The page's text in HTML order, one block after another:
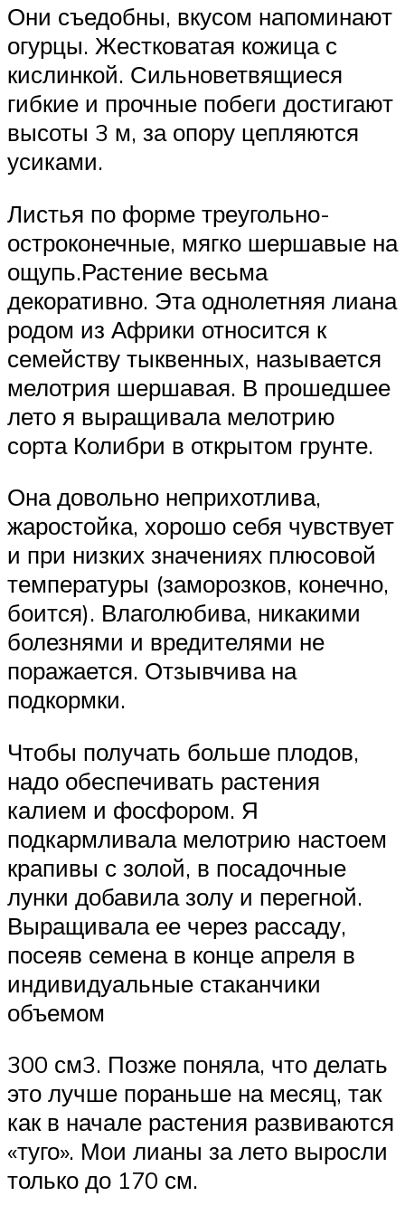
Они съедобны, вкусом напоминают
огурцы. Жестковатая кожица с
кислинкой. Сильноветвящиеся
гибкие и прочные побеги достигают
высоты 3 м, за опору цепляются
усиками.
Листья по форме треугольно-
остроконечные, мягко шершавые на
ощупь.Растение весьма
декоративно. Эта однолетняя лиана
родом из Африки относится к
семейству тыквенных, называется
мелотрия шершавая. В прошедшее
лето я выращивала мелотрию
сорта Колибри в открытом грунте.
Она довольно неприхотлива,
жаростойка, хорошо себя чувствует
и при низких значениях плюсовой
температуры (заморозков, конечно,
боится). Влаголюбива, никакими
болезнями и вредителями не
поражается. Отзывчива на
подкормки.
Чтобы получать больше плодов,
надо обеспечивать растения
калием и фосфором. Я
подкармливала мелотрию настоем
крапивы с золой, в посадочные
лунки добавила золу и перегной.
Выращивала ее через рассаду,
посеяв семена в конце апреля в
индивидуальные стаканчики
объемом
300 см3. Позже поняла, что делать
это лучше пораньше на месяц, так
как в начале растения развиваются
«туго». Мои лианы за лето выросли
только до 170 см.